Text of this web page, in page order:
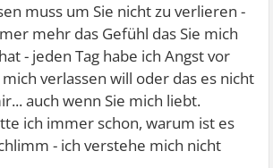
muss um Sie nicht zu verlieren -
mehr das Gefühl das Sie mich
- jeden Tag habe ich Angst vor
verlassen will oder das es nicht
auch wenn Sie mich liebt.
ich immer schon, warum ist es
- ich verstehe mich nicht